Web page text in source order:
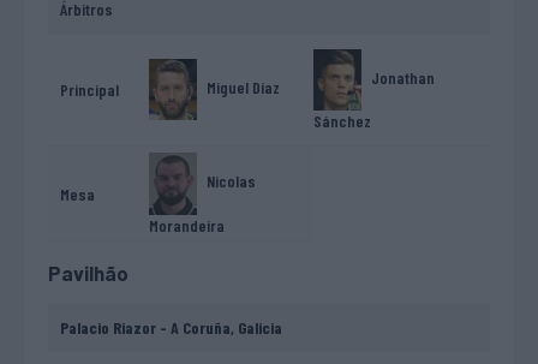
Árbitros
Principal Miguel Díaz Jonathan
Sánchez
Mesa
Nicolas
Morandeira
Pavilhão
Palacio Riazor - A Coruña, Galicia